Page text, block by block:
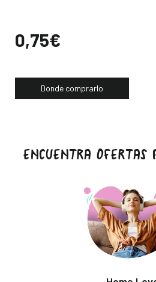
Precio
0,75€
Donde comprarlo
ENCUENTRA OFERTAS